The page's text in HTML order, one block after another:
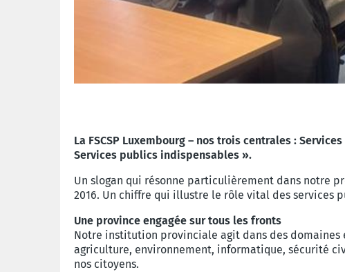
La FSCSP Luxembourg – nos trois centrales :
Services publics indispensables ».
Un slogan qui résonne particulièrement dans notre
2016. Un chiffre qui illustre le rôle vital des
Une province engagée sur tous les fronts
Notre institution provinciale agit dans des domaines
agriculture, environnement, informatique, sécurité
nos citoyens.